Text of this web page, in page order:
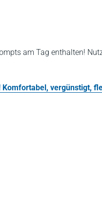
am Tag enthalten!
vergünstigt,